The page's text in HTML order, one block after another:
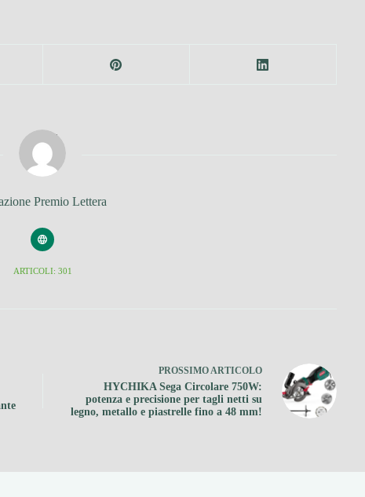
Premio Lettera
ARTICOLI: 301
PROSSIMOARTICOLO
HYCHIKA Sega Circolare 750W:
potenza e precisione per tagli netti su
legno, metallo e piastrelle fino a 48 mm!